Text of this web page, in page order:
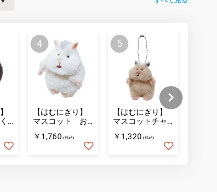
【はむにぎり】
マスコット お
￥1,760 (税込)
【はむにぎり】
マスコットチャ
￥1,320 (税込)